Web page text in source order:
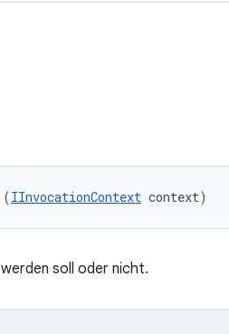
(IInvocationContext context)
soll oder nicht.